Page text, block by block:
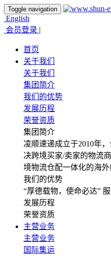
Toggle navigation
English
会员登录 |
首页
关于我们
关于我们
集团简介
我们的优势
发展历程
荣誉资质
集团简介
凌顺速递成立于2010年
决跨境买家/卖家的物流
境物流仓配一体化的海外
我们的优势
“厚德载物，使命必达”
发展历程
荣誉资质
主营业务
主营业务
国际集运